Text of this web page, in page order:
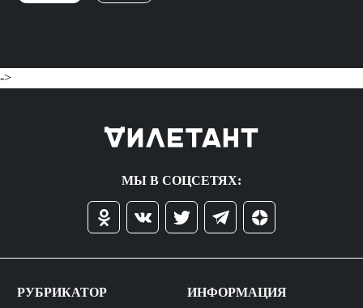
->
МЫ В СОЦСЕТЯХ:
РУБРИКАТОР ИНФОРМАЦИЯ